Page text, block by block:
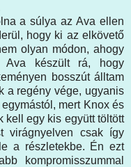
a súlya az Ava ellen
hogy ki az elkövető
olyan módon, ahogy
Ava készült rá, hogy
bosszút álltam
a regény vége, ugyanis
mert Knox és
kell egy kis együtt töltött
virágnyelven csak így
a részletekbe. Én ezt
kompromisszummal